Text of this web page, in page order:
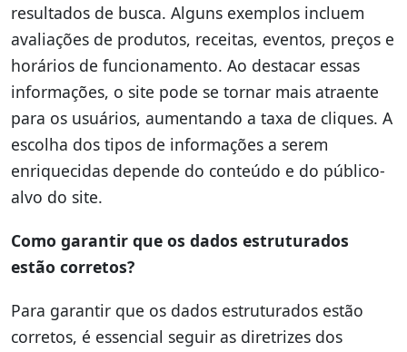
resultados de busca. Alguns exemplos incluem
avaliações de produtos, receitas, eventos, preços e
horários de funcionamento. Ao destacar essas
informações, o site pode se tornar mais atraente
para os usuários, aumentando a taxa de cliques. A
escolha dos tipos de informações a serem
enriquecidas depende do conteúdo e do público-
alvo do site.
Como garantir que os dados estruturados
estão corretos?
Para garantir que os dados estruturados estão
corretos, é essencial seguir as diretrizes dos